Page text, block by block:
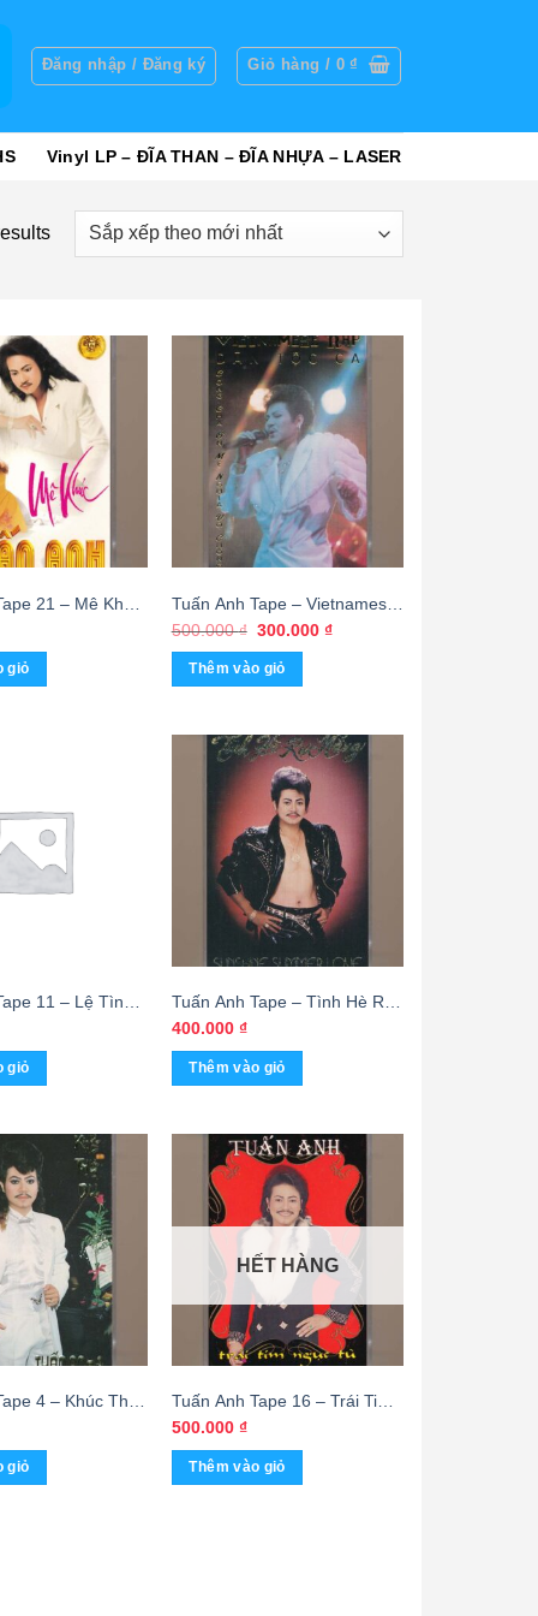
Đăng nhập / Đăng ký Giỏ hàng / 0₫
Vinyl LP – ĐĨA THAN – ĐĨA NHỰA – LASER
21 – Mê Khúc
giỏ
Tuấn Anh Tape – Vietnamese
Rap – Dân Tộc Ca – Công
Cha Ơn Mẹ Nghĩa Vợ Chồng
(KHÔNG BÌA GỐC) KGMG
500.000₫ Giá
là:
500.000 ₫.
300.000 ₫Giá
Thêm vào giỏ
11 – Lệ Tình
giỏ
Tuấn Anh Tape – Tình Hè Rực
Nắng (KGMG)
400.000 ₫
Thêm vào giỏ
4 – Khúc Thụy
giỏ
HẾT HÀNG
Tuấn Anh Tape 16 – Trái Tim
Ngục Tù – Tuấn Anh (KGTUS)
500.000 ₫
Thêm vào giỏ